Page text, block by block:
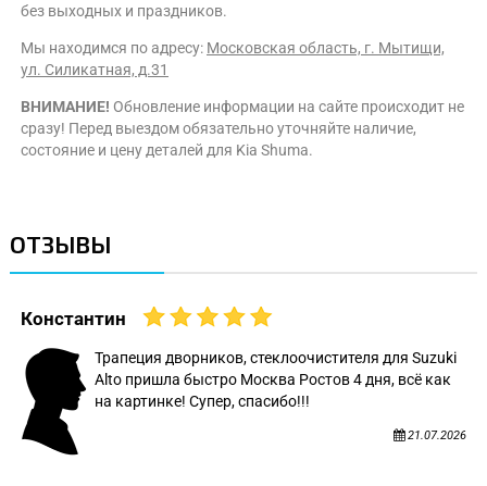
без выходных и праздников.
Мы находимся по адресу: Московская область, г. Мытищи,
ул. Силикатная, д.31
ВНИМАНИЕ! Обновление информации на сайте происходит не
сразу! Перед выездом обязательно уточняйте наличие,
состояние и цену деталей для Kia Shuma.
ОТЗЫВЫ
Константин
Трапеция дворников, стеклоочистителя для Suzuki
Alto пришла быстро Москва Ростов 4 дня, всё как
на картинке! Супер, спасибо!!!
21.07.2026